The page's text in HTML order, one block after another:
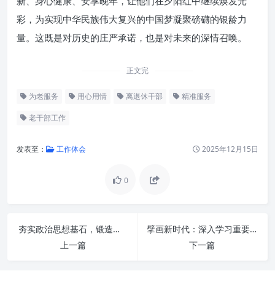
彩，为实现中华民族伟大复兴的中国梦凝聚磅礴的银龄力
量。这既是对历史的庄严承诺，也是对未来的深情召唤。
正文完
为老服务 用心用情 离退休干部 精准服务
老干部工作
发表至： 工作体会 2025年12月15日
0
夯实政治思想基石，锻造实干担当利剑，追求效率卓越：新时代高质量发展的核心引擎
上一篇
擘画新时代：深入学习重要指示精神，砥砺感恩奋进一流标准
下一篇
一、精准思想政治服务：铸魂凝